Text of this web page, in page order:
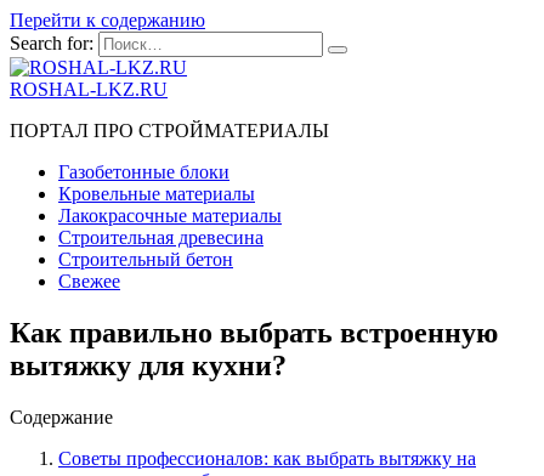
Перейти к содержанию
Search for:
ROSHAL-LKZ.RU
ПОРТАЛ ПРО СТРОЙМАТЕРИАЛЫ
Газобетонные блоки
Кровельные материалы
Лакокрасочные материалы
Строительная древесина
Строительный бетон
Свежее
Как правильно выбрать встроенную
вытяжку для кухни?
Содержание
Советы профессионалов: как выбрать вытяжку на